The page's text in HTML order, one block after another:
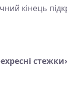
кінець